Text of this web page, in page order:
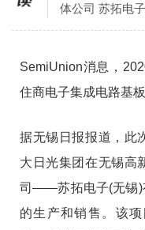
体公司 苏拓电
基板的生产和
SemiUnion消息，
住商电子集成电路基
据无锡日报报道，此
大日光集团在无锡高
司——苏拓电子(无锡)
的生产和销售。该